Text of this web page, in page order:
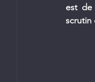
est de
scrutin